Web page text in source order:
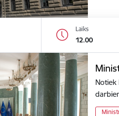
Laiks
12.00